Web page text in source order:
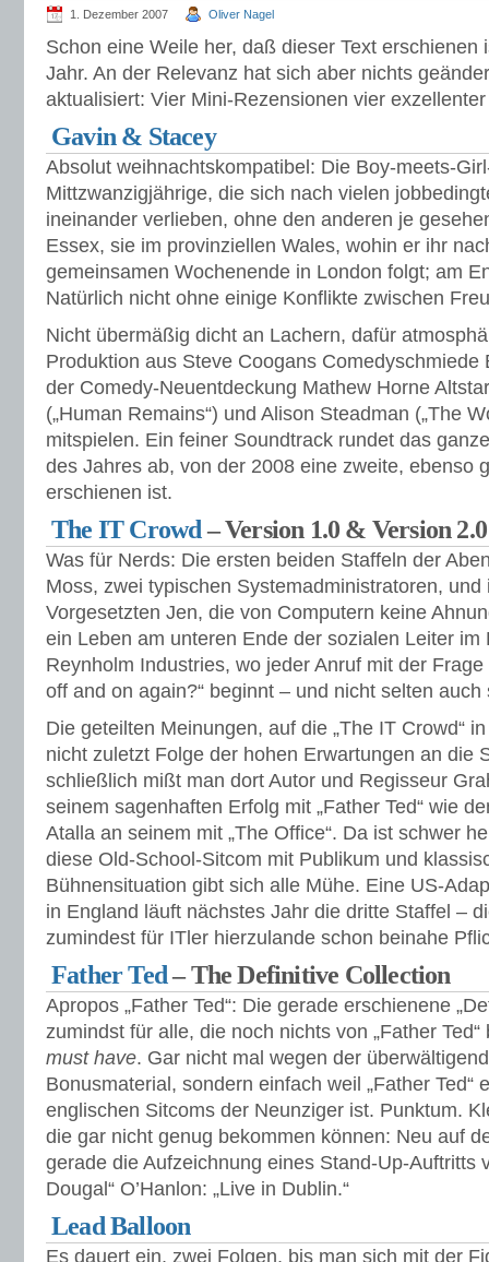
1. Dezember 2007 Oliver Nagel
Schon eine Weile her, daß dieser Text erschienen
Jahr. An der Relevanz hat sich aber nichts
aktualisiert: Vier Mini-Rezensionen vier
Gavin & Stacey
Absolut weihnachtskompatibel: Die Boy-meets-
Mittzwanzigjährige, die sich nach vielen
ineinander verlieben, ohne den anderen je
Essex, sie im provinziellen Wales, wohin er ihr
gemeinsamen Wochenende in London folgt; am
Natürlich nicht ohne einige Konflikte zwischen
Nicht übermäßig dicht an Lachern, dafür
Produktion aus Steve Coogans Comedyschmiede
der Comedy-Neuentdeckung Mathew Horne
(„Human Remains“) und Alison Steadman („The
mitspielen. Ein feiner Soundtrack rundet das
des Jahres ab, von der 2008 eine zweite, ebenso
erschienen ist.
The IT Crowd– Version 1.0 & Version 2.0
Was für Nerds: Die ersten beiden Staffeln der
Moss, zwei typischen Systemadministratoren, und
Vorgesetzten Jen, die von Computern keine
ein Leben am unteren Ende der sozialen Leiter im
Reynholm Industries, wo jeder Anruf mit der
off and on again?“ beginnt – und nicht selten auch
Die geteilten Meinungen, auf die „The IT Crowd“
nicht zuletzt Folge der hohen Erwartungen an die
schließlich mißt man dort Autor und Regisseur
seinem sagenhaften Erfolg mit „Father Ted“ wie
Atalla an seinem mit „The Office“. Da ist schwer
diese Old-School-Sitcom mit Publikum und
Bühnensituation gibt sich alle Mühe. Eine US-
in England läuft nächstes Jahr die dritte Staffel –
zumindest für ITler hierzulande schon beinahe
Father Ted– The Definitive Collection
Apropos „Father Ted“: Die gerade erschienene
zumindst für alle, die noch nichts von „Father
must have. Gar nicht mal wegen der
Bonusmaterial, sondern einfach weil „Father Ted“
englischen Sitcoms der Neunziger ist. Punktum.
die gar nicht genug bekommen können: Neu auf
gerade die Aufzeichnung eines Stand-Up-Auftritts
Dougal“ O’Hanlon: „Live in Dublin.“
Lead Balloon
Es dauert ein, zwei Folgen, bis man sich mit der